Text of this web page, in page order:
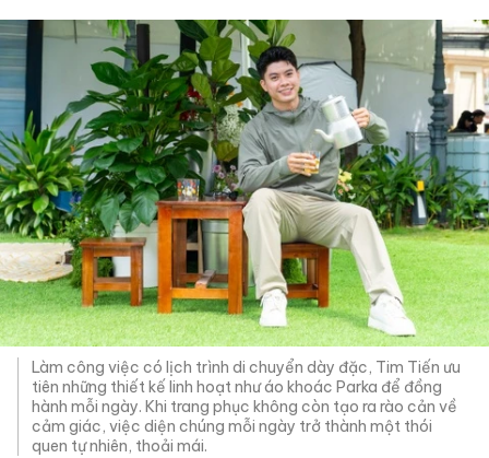
Làm công việc có lịch trình di chuyển dày đặc, Tim Tiến ưu
tiên những thiết kế linh hoạt như áo khoác Parka để đồng
hành mỗi ngày. Khi trang phục không còn tạo ra rào cản về
cảm giác, việc diện chúng mỗi ngày trở thành một thói
quen tự nhiên, thoải mái.